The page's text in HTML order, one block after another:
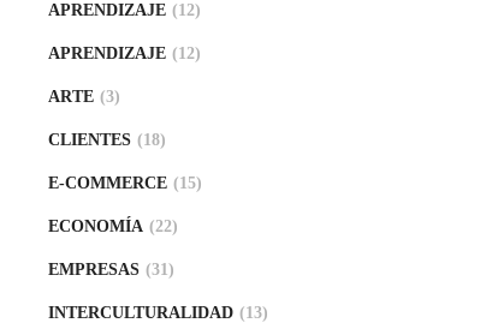
APRENDIZAJE (12)
APRENDIZAJE (12)
ARTE (3)
CLIENTES (18)
E-COMMERCE (15)
ECONOMÍA (22)
EMPRESAS (31)
INTERCULTURALIDAD (13)